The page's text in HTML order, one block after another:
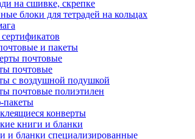
на сшивке, скрепке
блоки для тетрадей на кольцах
и пакеты
почтовые
почтовые
с воздушной подушкой
почтовые полиэтилен
пакеты
конверты
книги и бланки
и бланки специализированные